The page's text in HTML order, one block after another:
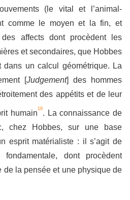
(le vital et l’animal-
comme le moyen et la fin, et
affects dont procèdent les
et secondaires, que Hobbes
un calcul géométrique. La
[Judgement] des hommes
des appétits et de leur
humain19. La connaissance de
chez Hobbes, sur une base
esprit matérialiste : il s’agit de
dont procèdent
de la pensée et une physique de